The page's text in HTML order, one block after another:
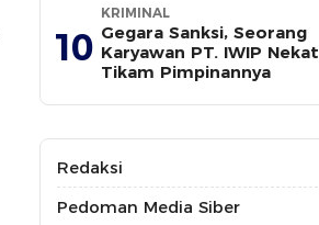
10
KRIMINAL
Gegara Sanksi, Seorang
Karyawan PT. IWIP Nekat
Tikam Pimpinannya
Redaksi
Pedoman Media Siber